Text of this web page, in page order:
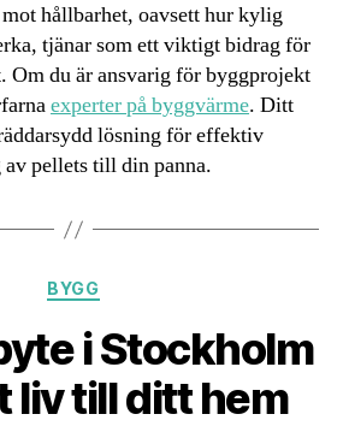
hållbarhet, oavsett hur kylig
tjänar som ett viktigt bidrag för
Om du är ansvarig för byggprojekt
experter på byggvärme. Ditt
lösning för effektiv
pellets till din panna.
Kategorier
BYGG
i Stockholm
liv till ditt hem